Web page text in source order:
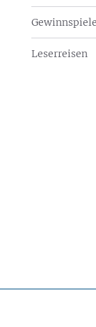
Gewinnspiele
Leserreisen